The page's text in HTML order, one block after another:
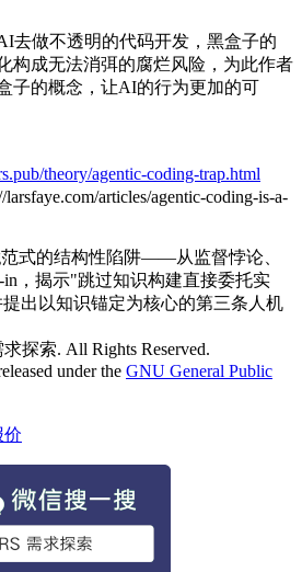
去做不透明的代码开发，黑盒子的
构成无法消弭的腐烂风险，为此作者
子的概念，让AI的行为更加的可
theory/agentic-coding-trap.html
larsfaye.com/articles/agentic-coding-is-a-
范式的结构性陷阱——从监督悖论、
in，揭示"跳过知识构建直接委托实
出以知识锚定为核心的第三条人机
探索. All Rights Reserved.
under the GNU General Public
价